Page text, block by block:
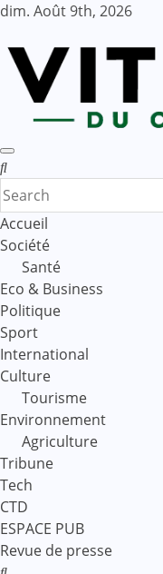
Skip
content
dim. Août 9th, 2026
Accueil
Société
Santé
Eco & Business
Politique
Sport
International
Culture
Tourisme
Environnement
Agriculture
Tribune
Tech
CTD
ESPACE PUB
Revue de presse